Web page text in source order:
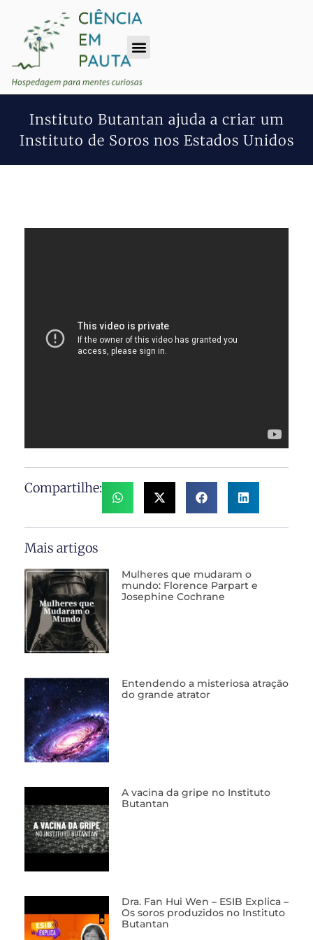
Instituto Butantan ajuda a criar um
Instituto de Soros nos Estados Unidos
Compartilhe:
Mais artigos
Mulheres que mudaram o
mundo: Florence Parpart e
Josephine Cochrane
Entendendo a misteriosa atração
do grande atrator
A vacina da gripe no Instituto
Butantan
Dra. Fan Hui Wen – ESIB Explica –
Os soros produzidos no Instituto
Butantan